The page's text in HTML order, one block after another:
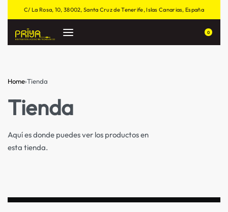
C/ La Rosa, 10, 38002, Santa Cruz de Tenerife, Islas Canarias, España
0
Home›Tienda
Tienda
Aquí es donde puedes ver los productos en
esta tienda.